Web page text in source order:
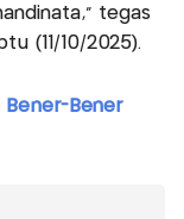
tegas
(11/10/2025).
Bener-Bener